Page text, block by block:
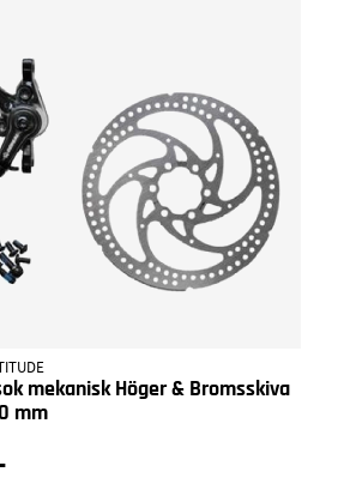
mekanisk Höger & Bromsskiva
mm